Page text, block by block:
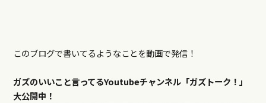
このブログで書いてるようなことを動画で発信！
ガズのいいこと言ってるYoutubeチャンネル「ガズトーク！」
大公開中！